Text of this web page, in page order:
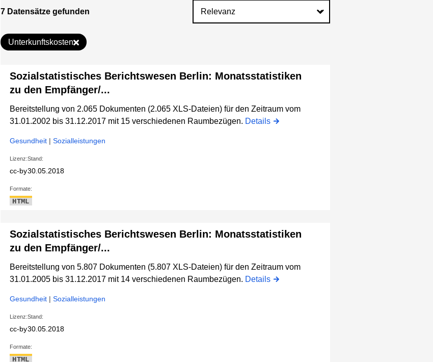
7 Datensätze gefunden
Unterkunftskosten
Sozialstatistisches Berichtswesen Berlin: Monatsstatistiken
zu den Empfänger/...
Bereitstellung von 2.065 Dokumenten (2.065 XLS-Dateien) für den Zeitraum vom
31.01.2002 bis 31.12.2017 mit 15 verschiedenen Raumbezügen. Details
Gesundheit |Sozialleistungen
Lizenz:
cc-by
Stand:
30.05.2018
Formate:
HTML
Sozialstatistisches Berichtswesen Berlin: Monatsstatistiken
zu den Empfänger/...
Bereitstellung von 5.807 Dokumenten (5.807 XLS-Dateien) für den Zeitraum vom
31.01.2005 bis 31.12.2017 mit 14 verschiedenen Raumbezügen. Details
Gesundheit |Sozialleistungen
Lizenz:
cc-by
Stand:
30.05.2018
Formate:
HTML